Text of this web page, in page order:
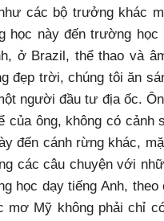
các bộ trưởng khác
học này đến trường học
ở Brazil, thể thao và
đẹp trời, chúng tôi ăn
người đầu tư địa ốc.
của ông, không có cảnh
đến cánh rừng khác,
các câu chuyện với
học dạy tiếng Anh,
mơ Mỹ không phải chỉ